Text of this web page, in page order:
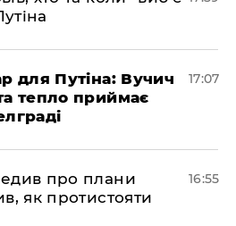
для Путіна: Вучич
тепло приймає
17:07
про плани
як протистояти
16:55